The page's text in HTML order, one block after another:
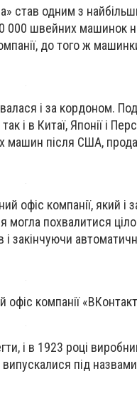
став одним з
швейних машинок на
до того ж
і за кордоном.
і в Китаї, Японії і
машин після США,
офіс компанії, який
могла похвалитися
і закінчуючи
офіс компанії
і в 1923 році
випускалися під